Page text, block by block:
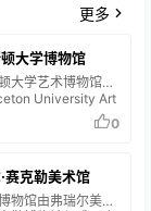
更多
大学博物馆
大学艺术博物馆
University Art
）是美国最重要的
馆之一，于1882年
书式地世界艺术收
艺术史，其收藏数
0
赛克勒美术馆
物馆由弗瑞尔美术